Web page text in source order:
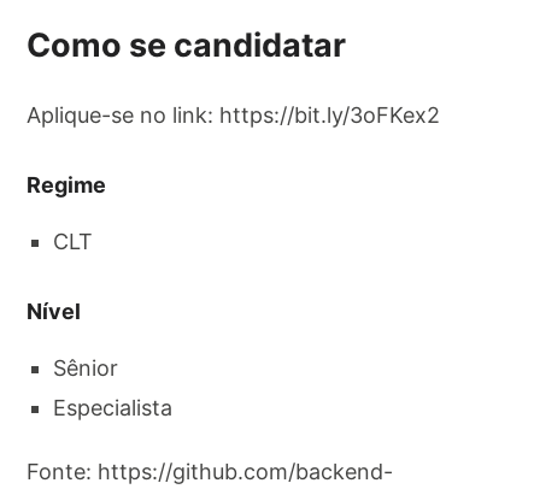
Como se candidatar
Aplique-se no link: https://bit.ly/3oFKex2
Regime
CLT
Nível
Sênior
Especialista
Fonte: https://github.com/backend-